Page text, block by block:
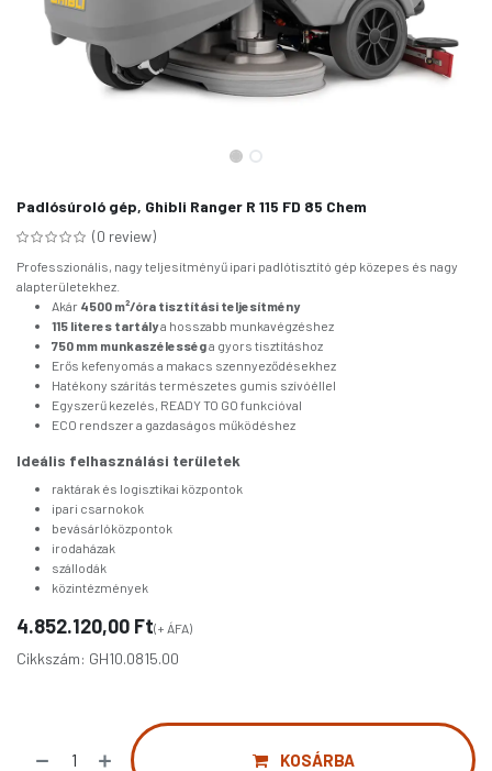
Padlósúroló gép, Ghibli Ranger R 115 FD 85 Chem
(0 review)
Professzionális, nagy teljesítményű ipari padlótisztító gép közepes és nagy
alapterületekhez.
Akár 4500 m²/óra tisztítási teljesítmény
115 literes tartálya hosszabb munkavégzéshez
750 mm munkaszélességa gyors tisztításhoz
Erős kefenyomás a makacs szennyeződésekhez
Hatékony szárítás természetes gumis szívóéllel
Egyszerű kezelés, READY TO GO funkcióval
ECO rendszer a gazdaságos működéshez
Ideális felhasználási területek
raktárak és logisztikai központok
ipari csarnokok
bevásárlóközpontok
irodaházak
szállodák
közintézmények
4.852.120,00 Ft(+ ÁFA)
Cikkszám: GH10.0815.00
KOSÁRBA